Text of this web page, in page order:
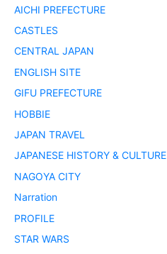
AICHI PREFECTURE
CASTLES
CENTRAL JAPAN
ENGLISH SITE
GIFU PREFECTURE
HOBBIE
JAPAN TRAVEL
JAPANESE HISTORY & CULTURE
NAGOYA CITY
Narration
PROFILE
STAR WARS